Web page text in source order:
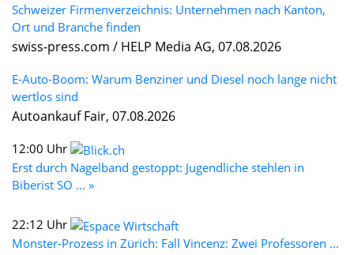
Schweizer Firmenverzeichnis: Unternehmen nach Kanton,
Ort und Branche finden
swiss-press.com / HELP Media AG, 07.08.2026
E-Auto-Boom: Warum Benziner und Diesel noch lange nicht
wertlos sind
Autoankauf Fair, 07.08.2026
12:00 Uhr
Erst durch Nagelband gestoppt: Jugendliche stehlen in
Biberist SO ... »
22:12 Uhr
Monster-Prozess in Zürich: Fall Vincenz: Zwei Professoren ...